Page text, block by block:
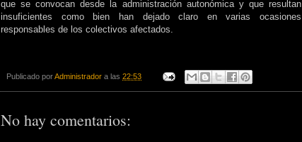
que se convocan desde la administración autonómica y que resultan
insuficientes como bien han dejado claro en varias ocasiones
responsables de los colectivos afectados.
Publicado porAdministrador a las 22:53
No hay comentarios: